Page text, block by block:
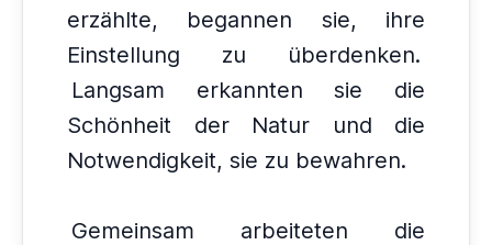
erzählte, begannen sie, ihre
Einstellung zu überdenken.
Langsam erkannten sie die
Schönheit der Natur und die
Notwendigkeit, sie zu bewahren.
Gemeinsam arbeiteten die